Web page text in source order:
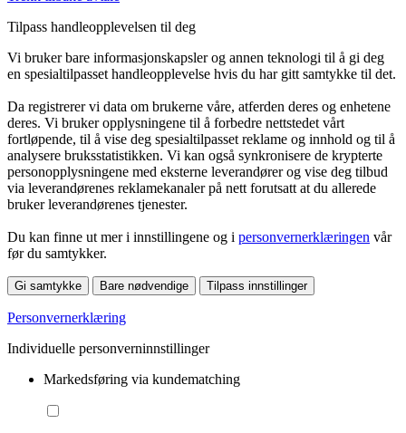
Tilpass handleopplevelsen til deg
Vi bruker bare informasjonskapsler og annen teknologi til å gi deg
en spesialtilpasset handleopplevelse hvis du har gitt samtykke til det.
Da registrerer vi data om brukerne våre, atferden deres og enhetene
deres. Vi bruker opplysningene til å forbedre nettstedet vårt
fortløpende, til å vise deg spesialtilpasset reklame og innhold og til å
analysere bruksstatistikken. Vi kan også synkronisere de krypterte
personopplysningene med eksterne leverandører og vise deg tilbud
via leverandørenes reklamekanaler på nett forutsatt at du allerede
bruker leverandørenes tjenester.
Du kan finne ut mer i innstillingene og i personvernerklæringen vår
før du samtykker.
Gi samtykke Bare nødvendige Tilpass innstillinger
Personvernerklæring
Individuelle personverninnstillinger
Markedsføring via kundematching